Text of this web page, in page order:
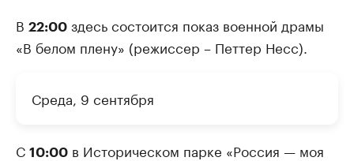
В 22:00 здесь состоится показ военной драмы
«В белом плену» (режиссер – Петтер Несс).
Среда, 9 сентября
С 10:00 в Историческом парке «Россия — моя